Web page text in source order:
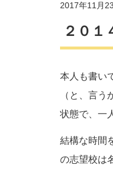
2017年11月
２０
本人も書い
（と、言
状態で、一
結構な時間
の志望校は